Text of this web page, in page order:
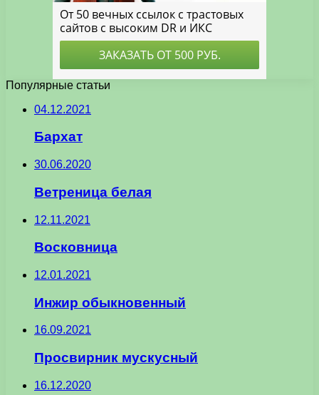
Популярные статьи
04.12.2021
Бархат
30.06.2020
Ветреница белая
12.11.2021
Восковница
12.01.2021
Инжир обыкновенный
16.09.2021
Просвирник мускусный
16.12.2020